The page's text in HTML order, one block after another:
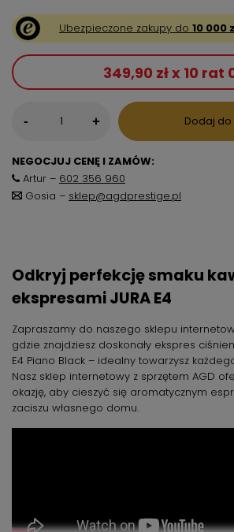
Ubezpieczone zakupy do 10 000
349,90 zł x 10 rat
- + Dodaj
NEGOCJUJ CENĘ I ZAMÓW:
Artur – 602 356 960
Gosia – sklep@agdprestige.pl
Odkryj perfekcję smaku
ekspresami JURA E4
Zapraszamy do naszego sklepu
gdzie znajdziesz doskonały ekspres
E4 Piano Black – idealny towarzysz
Nasz sklep internetowy z sprzętem AGD
okazję, aby cieszyć się aromatycznym
zaciszu własnego domu.